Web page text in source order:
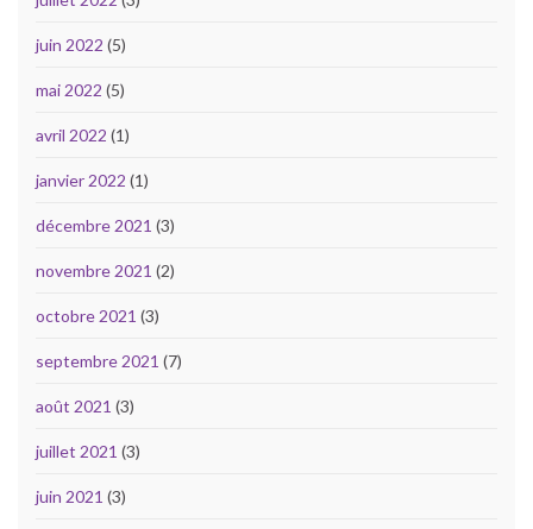
juin 2022 (5)
mai 2022 (5)
avril 2022 (1)
janvier 2022 (1)
décembre 2021 (3)
novembre 2021 (2)
octobre 2021 (3)
septembre 2021 (7)
août 2021 (3)
juillet 2021 (3)
juin 2021 (3)